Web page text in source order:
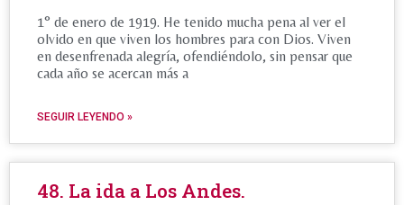
1° de enero de 1919. He tenido mucha pena al ver el
olvido en que viven los hombres para con Dios. Viven
en desenfrenada alegría, ofendiéndolo, sin pensar que
cada año se acercan más a
SEGUIR LEYENDO »
48. La ida a Los Andes.